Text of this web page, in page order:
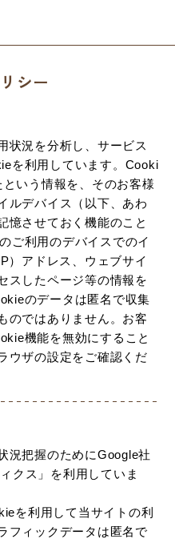
シー
状況を分析し、サービス
を利用しています。Cooki
いう情報を、そのお客様
ルデバイス（以下、あわ
憶させておく機能のこと
ご利用のデバイスでのイ
）アドレス、ウェブサイ
スしたページ等の情報を
のデータは匿名で収集
のではありません。お客
機能を無効にすること
ウザの設定をご確認くだ
況把握のためにGoogle社
クス」を利用していま
を利用して当サイトの利
フィックデータは匿名で